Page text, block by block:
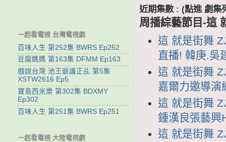
近期集數 : (點進 劇集
周播綜藝節目-這
這 就是街舞
直播! 韓庚.吳
這 就是街舞
嘉爾力邀導演
這 就是街舞
鍾漢良張藝興
這 就是街舞
一起看電視 台灣電視劇
百味人生 第252集 BWRS Ep252
豆腐媽媽 第163集 DFMM Ep163
戲說台灣 池王爺護正乩 第5集
XSTW2616 Ep5
寶島西米樂 第302集 BDXMY
Ep302
百味人生 第251集 BWRS Ep251
一起看電視 大陸電視劇